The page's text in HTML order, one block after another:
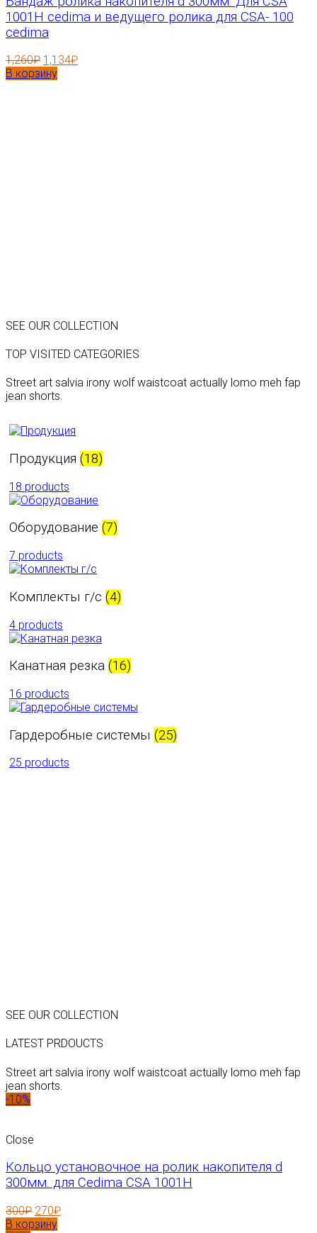
1001H cedima и ведущего ролика для CSA- 100
cedima
1,260₽ 1,134₽
В корзину
SEE OUR COLLECTION
TOP VISITED CATEGORIES
Street art salvia irony wolf waistcoat actually lomo meh fap
jean shorts.
Продукция (18)
18 products
Оборудование (7)
7 products
Комплекты г/с (4)
4 products
Канатная резка (16)
16 products
Гардеробные системы (25)
25 products
SEE OUR COLLECTION
LATEST PRDOUCTS
Street art salvia irony wolf waistcoat actually lomo meh fap
jean shorts.
-10%
Close
Кольцо установочное на ролик накопителя d
300мм. для Cedima CSA 1001H
300₽ 270₽
В корзину